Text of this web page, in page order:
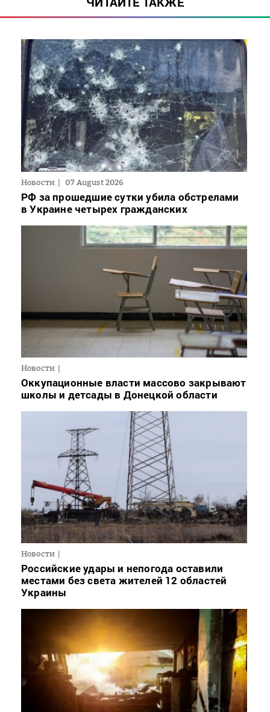
Новости 07 August 2026
РФ за прошедшие сутки убила обстрелами
в Украине четырех гражданских
Новости
Оккупационные власти массово закрывают
школы и детсады в Донецкой области
Новости
Российские удары и непогода оставили
местами без света жителей 12 областей
Украины